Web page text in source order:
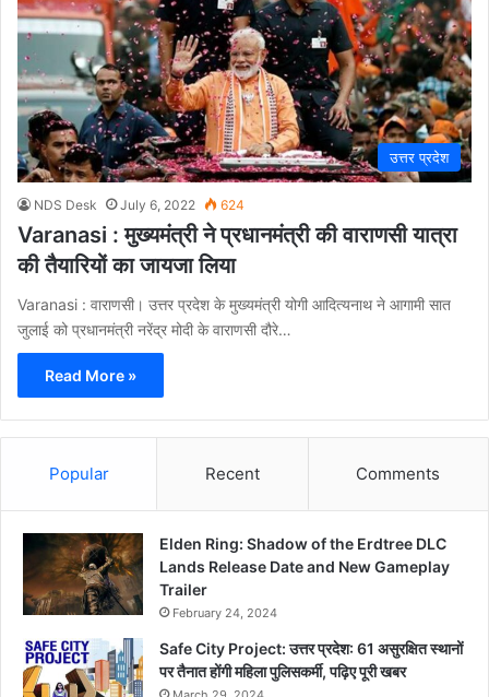
उत्तर प्रदेश
NDS Desk July 6, 2022 624
Varanasi : मुख्यमंत्री ने प्रधानमंत्री की वाराणसी यात्रा
की तैयारियों का जायजा लिया
Varanasi : वाराणसी। उत्तर प्रदेश के मुख्यमंत्री योगी आदित्यनाथ ने आगामी सात
जुलाई को प्रधानमंत्री नरेंद्र मोदी के वाराणसी दौरे…
Read More »
Popular Recent Comments
Elden Ring: Shadow of the Erdtree DLC
Lands Release Date and New Gameplay
Trailer
February 24, 2024
Safe City Project: उत्तर प्रदेश: 61 असुरक्षित स्थानों
पर तैनात होंगी महिला पुलिसकर्मी, पढ़िए पूरी खबर